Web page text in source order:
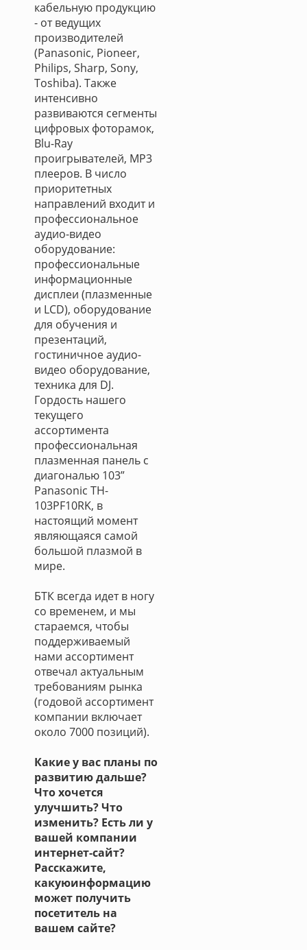
кабельную продукцию
- от ведущих
производителей
(Panasonic, Pioneer,
Philips, Sharp, Sony,
Toshiba). Также
интенсивно
развиваются сегменты
цифровых фоторамок,
Blu-Ray
проигрывателей, MP3
плееров. В число
приоритетных
направлений входит и
профессиональное
аудио-видео
оборудование:
профессиональные
информационные
дисплеи (плазменные
и LCD), оборудование
для обучения и
презентаций,
гостиничное аудио-
видео оборудование,
техника для DJ.
Гордость нашего
текущего
ассортимента
профессиональная
плазменная панель с
диагональю 103”
Panasonic TH-
103PF10RK, в
настоящий момент
являющаяся самой
большой плазмой в
мире.
БТК всегда идет в ногу
со временем, и мы
стараемся, чтобы
поддерживаемый
нами ассортимент
отвечал актуальным
требованиям рынка
(годовой ассортимент
компании включает
около 7000 позиций).
Какие у вас планы по
развитию дальше?
Что хочется
улучшить? Что
изменить? Есть ли у
вашей компании
интернет-сайт?
Расскажите,
какуюинформацию
может получить
посетитель на
вашем сайте?